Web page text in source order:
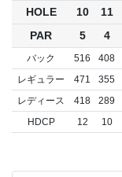
HOLE 10 11
PAR
5 4
バック 516 408
レギュラー
471 355
レディース
418 289
HDCP
12 10